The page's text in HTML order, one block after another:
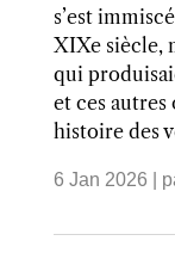
s’est
XIXe siècle,
qui
et ces
histoire des
6 Jan 2026 |